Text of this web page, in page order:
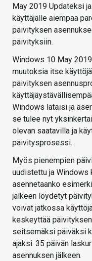
May 2019 Updateksi
käyttäjälle aiempaa
päivityksen
päivityksiin.
Windows 10 May
muutoksia itse
päivityksen
Windows lataisi ja
se tulee nyt
olevan saatavilla ja
päivitysprosessi.
Myös pienempien
uudistettu ja Windows
asennetaanko
jälkeen löydetyt
voivat jatkossa
keskeyttää
seitsemäksi päiväksi
ajaksi. 35 päivän
asennuksen jälkeen.